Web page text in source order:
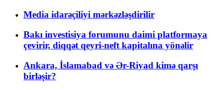
Media idarəçiliyi mərkəzləşdirilir
Bakı investisiya forumunu daimi platformaya
çevirir, diqqət qeyri-neft kapitalına yönəlir
Ankara, İslamabad və Ər-Riyad kimə qarşı
birləşir?